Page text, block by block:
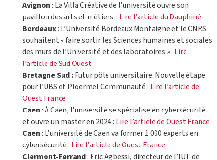
Avignon: La Villa Créative de l’université ouvre son
pavillon des arts et métiers : Lire l’article du Dauphiné
Bordeaux: L’Université Bordeaux Montaigne et le CNRS
souhaitent « faire sortir les Sciences humaines et sociales
des murs de l’Université et des laboratoires » : Lire
l’article de Sud Ouest
Bretagne Sud :Futur pôle universitaire. Nouvelle étape
pour l’UBS et Ploërmel Communauté : Lire l’article de
Ouest France
Caen: À Caen, l’université se spécialise en cybersécurité
et ouvre un master en 2024 : Lire l’article de Ouest France
Caen: L’université de Caen va former 1 000 experts en
cybersécurité : Lire l’article de Ouest France
Clermont-Ferrand: Eric Agbessi, directeur de l’IUT de